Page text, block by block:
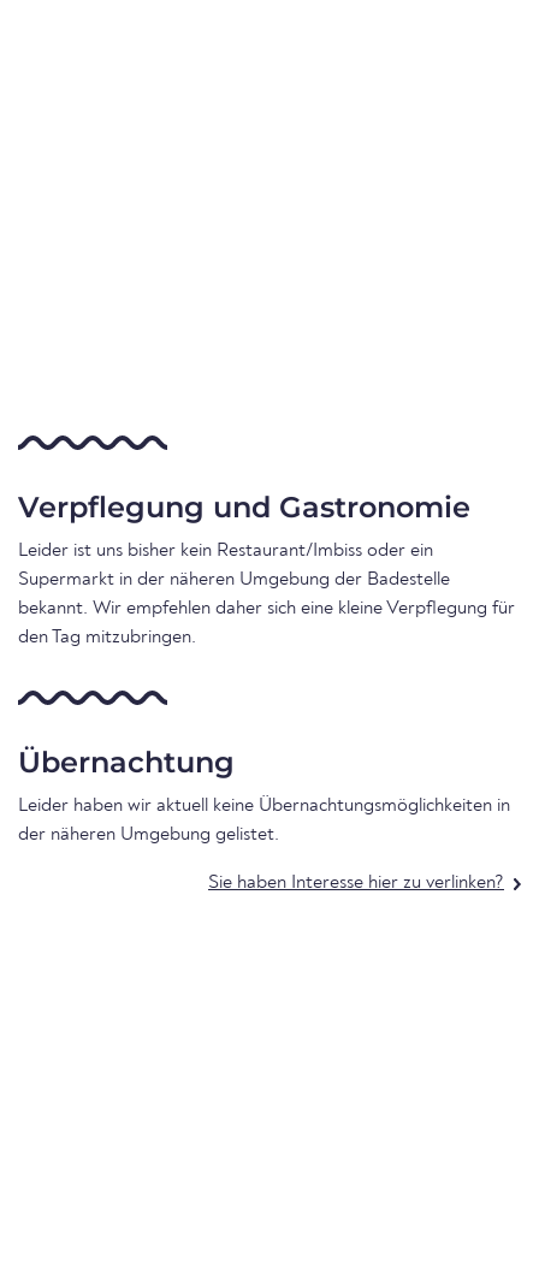
Verpflegung und Gastronomie
Leider ist uns bisher kein Restaurant/Imbiss oder ein
Supermarkt in der näheren Umgebung der Badestelle
bekannt. Wir empfehlen daher sich eine kleine Verpflegung für
den Tag mitzubringen.
Übernachtung
Leider haben wir aktuell keine Übernachtungsmöglichkeiten in
der näheren Umgebung gelistet.
Sie haben Interesse hier zu verlinken?